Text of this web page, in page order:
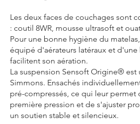
Les deux faces de couchages sont
: coutil 8WR, mousse ultrasoft et
Pour une bonne hygiène du
équipé d'aérateurs latéraux et
facilitent son aération.
La suspension Sensoft Origine® est
Simmons. Ensachés
pré-compressés, ce qui leur permet
première pression et de s'ajuster
un soutien stable et silencieux.